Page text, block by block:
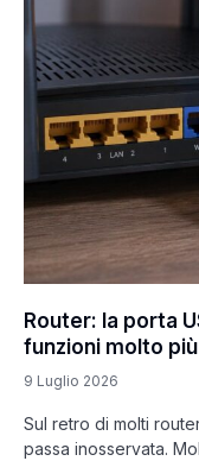
Router: la porta
funzioni molto
9 Luglio 2026
Sul retro di molti
passa inosservata.